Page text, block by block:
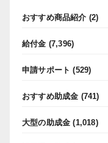
おすすめ商品紹介 (2)
給付金 (7,396)
申請サポート (529)
おすすめ助成金 (741)
大型の助成金 (1,018)